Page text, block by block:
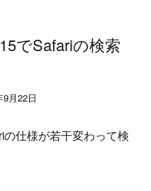
でSafariの検索
9月22日
仕様が若干変わって検